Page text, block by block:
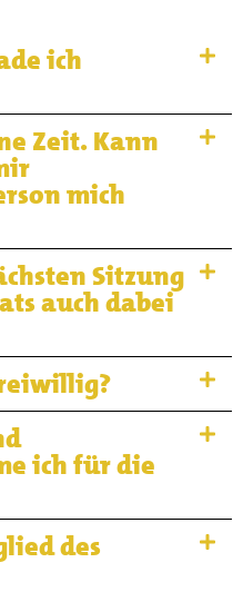
ich
Zeit. Kann
mich
Sitzung
auch dabei
ich für die
des